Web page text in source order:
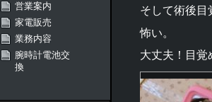
そして術後目
怖い。
大丈夫！目覚
営業案内
家電販売
業務内容
腕時計電池交
換